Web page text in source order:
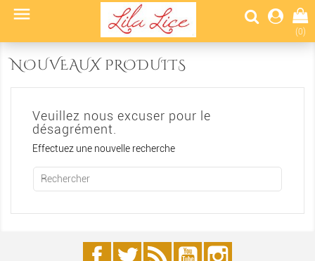

(0)
NOUVEAUX PRODUITS
Veuillez nous excuser pour le
désagrément.
Effectuez une nouvelle recherche
FacebookTwitter Rss YouTube